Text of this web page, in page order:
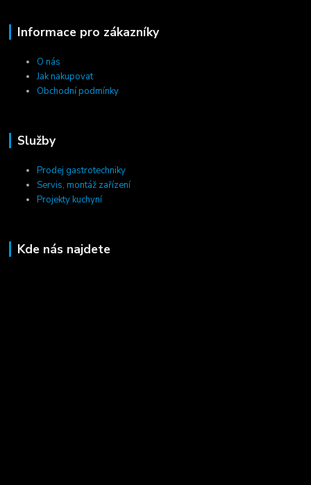
Informace pro zákazníky
O nás
Jak nakupovat
Obchodní podmínky
Služby
Prodej gastrotechniky
Servis, montáž zařízení
Projekty kuchyní
Kde nás najdete